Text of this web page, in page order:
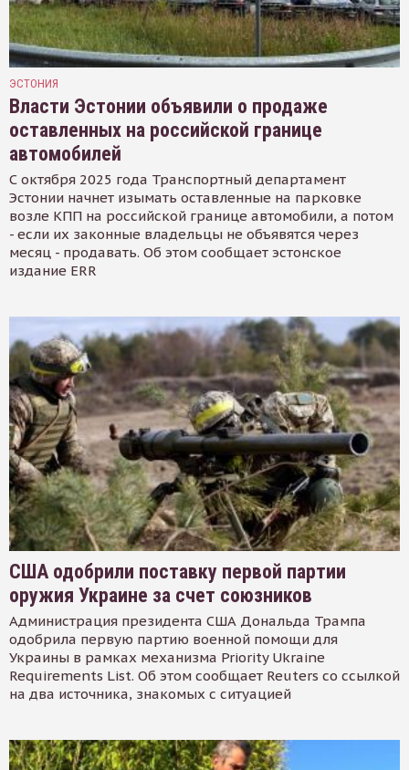
ЭСТОНИЯ
Власти Эстонии объявили о продаже
оставленных на российской границе
автомобилей
С октября 2025 года Транспортный департамент
Эстонии начнет изымать оставленные на парковке
возле КПП на российской границе автомобили, а потом
- если их законные владельцы не объявятся через
месяц - продавать. Об этом сообщает эстонское
издание ERR
США одобрили поставку первой партии
оружия Украине за счет союзников
Администрация президента США Дональда Трампа
одобрила первую партию военной помощи для
Украины в рамках механизма Priority Ukraine
Requirements List. Об этом сообщает Reuters со ссылкой
на два источника, знакомых с ситуацией